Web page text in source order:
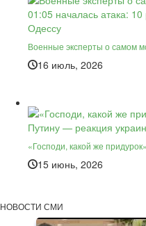
Военные эксперты о самом
16 июль, 2026
«Господи, какой же
15 июнь, 2026
НОВОСТИ СМИ